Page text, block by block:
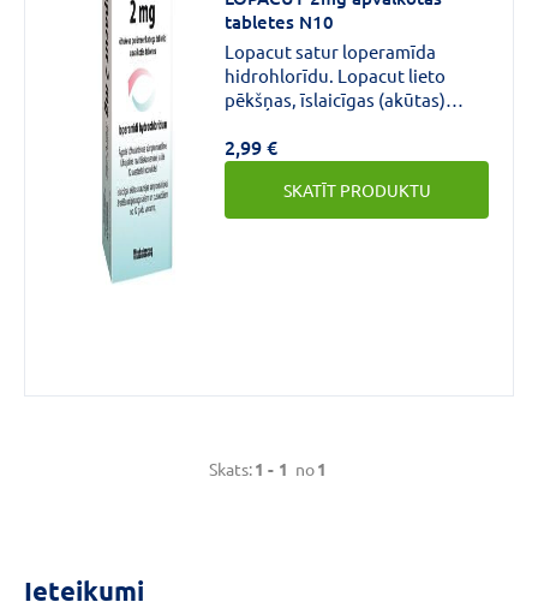
Zīmols
LOPACUT (1)
Tablete (1)
tabletes N10
Lopacut satur loperamīda
hidrohlorīdu. Lopacut lieto
pēkšņas, īslaicīgas (akūtas)
pieaugušajiem un pusaudžiem
no 12 gadu vecuma. Lietojot
Lopacut, izkārnījumi kļūst
cietāki un vēdera izeja retāka.
2,99 €
SKATĪT PRODUKTU
Skats:1 - 1 no1
Ieteikumi